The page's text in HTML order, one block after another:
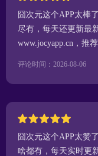
囧次元这个APP太棒
尽有，每天还更新最
www.jocyapp.cn，推
评论时间：2026-08-06
囧次元这个APP太赞
啥都有，每天实时更